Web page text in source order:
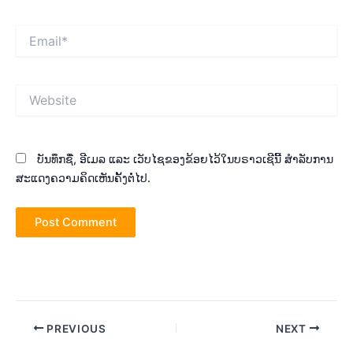
ບັນທຶກຊື່, ອີເມລ ແລະ ເວັບໄຊຂອງຂ້ອຍໄວ້ໃນບຣາວເຊີນີ້ ສຳລັບການ
ສະແດງຄວາມຄິດເຫັນຄັ້ງຕໍ່ໄປ.
Post PREVIOUS NEXT